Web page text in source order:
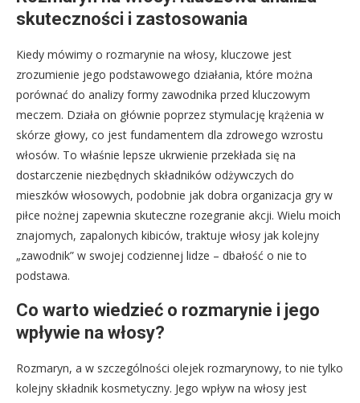
skuteczności i zastosowania
Kiedy mówimy o rozmarynie na włosy, kluczowe jest
zrozumienie jego podstawowego działania, które można
porównać do analizy formy zawodnika przed kluczowym
meczem. Działa on głównie poprzez stymulację krążenia w
skórze głowy, co jest fundamentem dla zdrowego wzrostu
włosów. To właśnie lepsze ukrwienie przekłada się na
dostarczenie niezbędnych składników odżywczych do
mieszków włosowych, podobnie jak dobra organizacja gry w
piłce nożnej zapewnia skuteczne rozegranie akcji. Wielu moich
znajomych, zapalonych kibiców, traktuje włosy jak kolejny
„zawodnik” w swojej codziennej lidze – dbałość o nie to
podstawa.
Co warto wiedzieć o rozmarynie i jego
wpływie na włosy?
Rozmaryn, a w szczególności olejek rozmarynowy, to nie tylko
kolejny składnik kosmetyczny. Jego wpływ na włosy jest